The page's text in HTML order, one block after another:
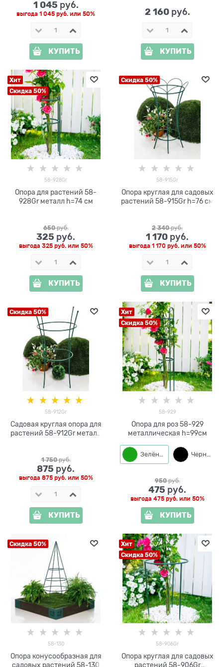
1 045 руб.
выгода 1 045 руб. или 50%
КУПИТЬ
2 160 руб.
КУПИТЬ
Хит
Скидка 50%
58-928Gr
Опора для растений 58-
928Gr металл h=74 см
650 руб.
325 руб.
выгода 325 руб.или 50%
КУПИТЬ
Скидка 50%
58-915Gr
Опора круглая для садовых
растений 58-915Gr h=76 см
2 340 руб.
1 170 руб.
выгода 1 170 руб.или 50%
КУПИТЬ
Скидка 50%
58-912Gr
Садовая круглая опора для
растений 58-912Gr металл
1 750 руб.
875 руб.
выгода 875 руб.или 50%
КУПИТЬ
Хит
Скидка 50%
58-929
Опора для роз 58-929
металлическая h=99см
Зелёный Черный
950 руб.
475 руб.
выгода 475 руб.или 50%
КУПИТЬ
Скидка 50%
58-130
Опора конусообразная для
садовых растений 58-130
Хит
Скидка 50%
58-906Gr
Опора круглая для садовых
растений 58-906Gr